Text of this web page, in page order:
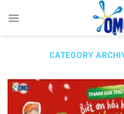
CATEGORY